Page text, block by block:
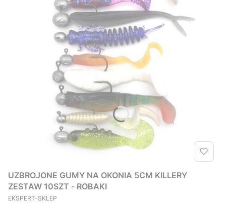
UZBROJONE GUMY NA OKONIA 5CM KILLERY
ZESTAW 10SZT - ROBAKI
PRODUCENT
EKSPERT-SKLEP